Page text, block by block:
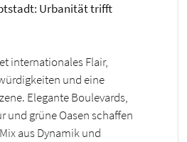
Urbanität trifft
internationales Flair,
und eine
Elegante Boulevards,
und grüne Oasen schaffen
aus Dynamik und